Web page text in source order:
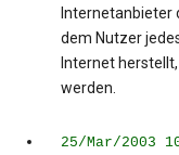
Internetanbieter
dem Nutzer
Internet
werden.
25/Mar/2003